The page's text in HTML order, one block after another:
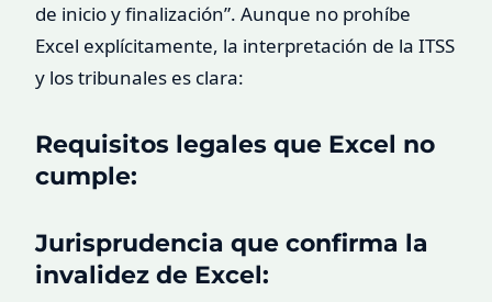
de inicio y finalización”. Aunque no prohíbe
Excel explícitamente, la interpretación de la ITSS
y los tribunales es clara:
Requisitos legales que Excel no
cumple:
Jurisprudencia que confirma la
invalidez de Excel: